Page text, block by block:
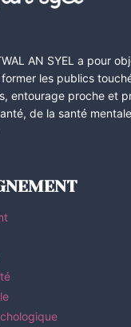
AN SYEL a pour
les publics
entourage proche et
de la santé